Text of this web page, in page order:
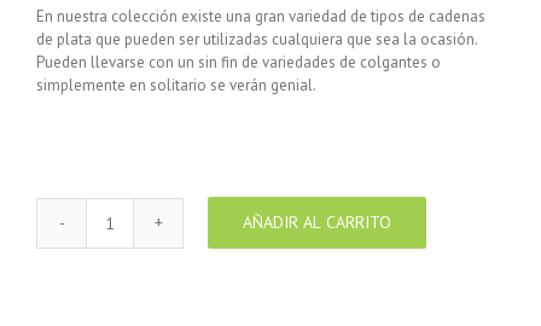
En nuestra colección existe una gran variedad de tipos de cadenas
de plata que pueden ser utilizadas cualquiera que sea la ocasión.
Pueden llevarse con un sin fin de variedades de colgantes o
simplemente en solitario se verán genial.
Cadena
de
AÑADIR AL CARRITO